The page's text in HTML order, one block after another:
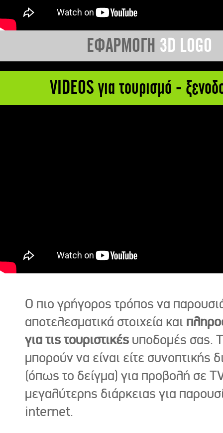
ΕΦΑΡΜΟΓΗ 3D LOGO
VIDEOS για τουρισμό -
Ο πιο γρήγορος τρόπος να
αποτελεσματικά στοιχεία και
για τις τουριστικές υποδομές σας.
μπορούν να είναι είτε συνοπτικής
(όπως το δείγμα) για προβολή σε
μεγαλύτερης διάρκειας για
internet.